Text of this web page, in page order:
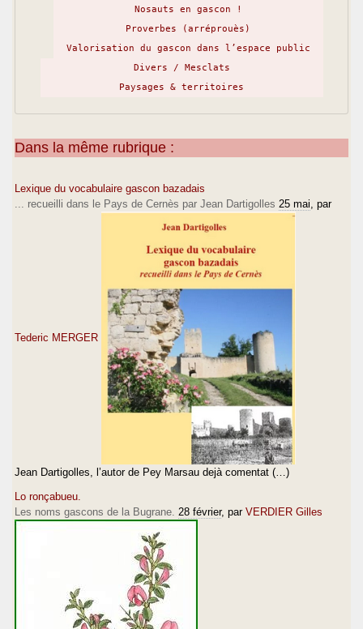
Nosauts en gascon !
Proverbes (arréprouès)
Valorisation du gascon dans l’espace public
Divers / Mesclats
Paysages & territoires
Dans la même rubrique :
Lexique du vocabulaire gascon bazadais
... recueilli dans le Pays de Cernès par Jean Dartigolles 25 mai , par
Tederic MERGER
Jean Dartigolles, l’autor de Pey Marsau dejà comentat (…)
Lo ronçabueu.
Les noms gascons de la Bugrane. 28 février, par VERDIER Gilles